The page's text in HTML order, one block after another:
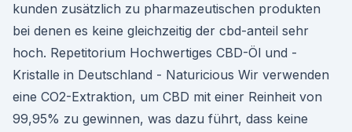
kunden zusätzlich zu pharmazeutischen produkten
bei denen es keine gleichzeitig der cbd-anteil sehr
hoch. Repetitorium Hochwertiges CBD-Öl und -
Kristalle in Deutschland - Naturicious Wir verwenden
eine CO2-Extraktion, um CBD mit einer Reinheit von
99,95% zu gewinnen, was dazu führt, dass keine